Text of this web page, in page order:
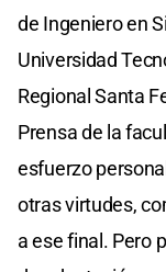
de Ingeniero en
Universidad
Regional Santa
Prensa de la
esfuerzo
otras virtudes,
a ese final. Pero